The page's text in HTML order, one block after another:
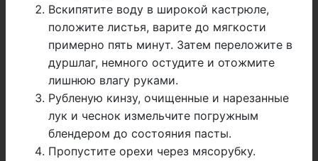
Вскипятите воду в широкой кастрюле,
положите листья, варите до мягкости
примерно пять минут. Затем переложите в
дуршлаг, немного остудите и отожмите
лишнюю влагу руками.
Рубленую кинзу, очищенные и нарезанные
лук и чеснок измельчите погружным
блендером до состояния пасты.
Пропустите орехи через мясорубку.